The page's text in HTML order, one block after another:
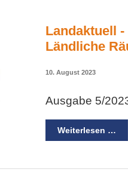
Landaktuell
Ländliche
10. August 2023
Ausgabe 5/
Weiterlesen …